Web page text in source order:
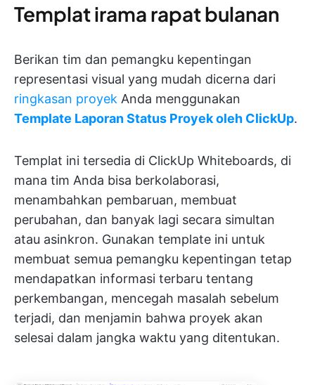
Templat irama rapat bulanan
Berikan tim dan pemangku kepentingan
representasi visual yang mudah dicerna dari
ringkasan proyek Anda menggunakan
Template Laporan Status Proyek oleh ClickUp.
Templat ini tersedia di ClickUp Whiteboards, di
mana tim Anda bisa berkolaborasi,
menambahkan pembaruan, membuat
perubahan, dan banyak lagi secara simultan
atau asinkron. Gunakan template ini untuk
membuat semua pemangku kepentingan tetap
mendapatkan informasi terbaru tentang
perkembangan, mencegah masalah sebelum
terjadi, dan menjamin bahwa proyek akan
selesai dalam jangka waktu yang ditentukan.